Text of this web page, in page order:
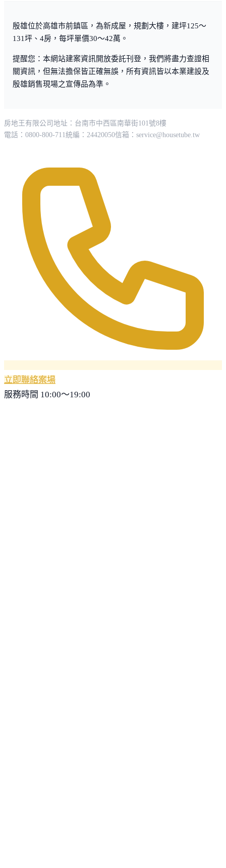
殷雄位於高雄市前鎮區，為新成屋，規劃大樓，建坪125～
131坪、4房，每坪單價30～42萬。
提醒您：本網站建案資訊開放委託刊登，我們將盡力查證相
關資訊，但無法擔保皆正確無誤，所有資訊皆以本業建設及
殷雄銷售現場之宣傳品為準。
房地王有限公司 地址：台南市中西區南華街101號8樓
電話：0800-800-711 統編：24420050信箱： service@housetube.tw
立即聯絡案場
服務時間 10:00～19:00